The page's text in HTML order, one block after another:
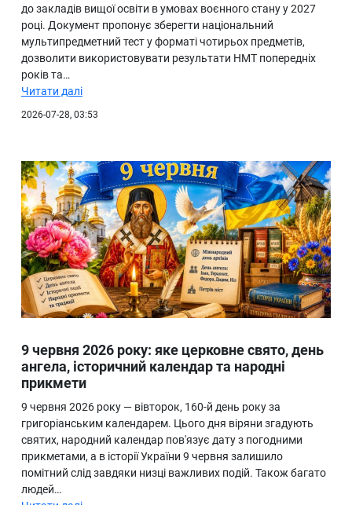
до закладів вищої освіти в умовах воєнного стану у 2027
році. Документ пропонує зберегти національний
мультипредметний тест у форматі чотирьох предметів,
дозволити використовувати результати НМТ попередніх
років та…
Читати далі
2026-07-28, 03:53
9 червня 2026 року: яке церковне свято, день
ангела, історичний календар та народні
прикмети
9 червня 2026 року — вівторок, 160-й день року за
григоріанським календарем. Цього дня віряни згадують
святих, народний календар пов'язує дату з погодними
прикметами, а в історії України 9 червня залишило
помітний слід завдяки низці важливих подій. Також багато
людей…